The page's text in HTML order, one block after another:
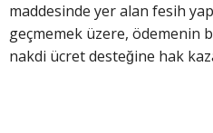
maddesinde yer alan fesih
geçmemek üzere, ödemenin
nakdi ücret desteğine hak